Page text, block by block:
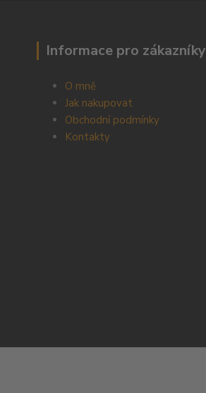
Informace pro zákazníky
O mně
Jak nakupovat
Obchodní podmínky
Kontakty